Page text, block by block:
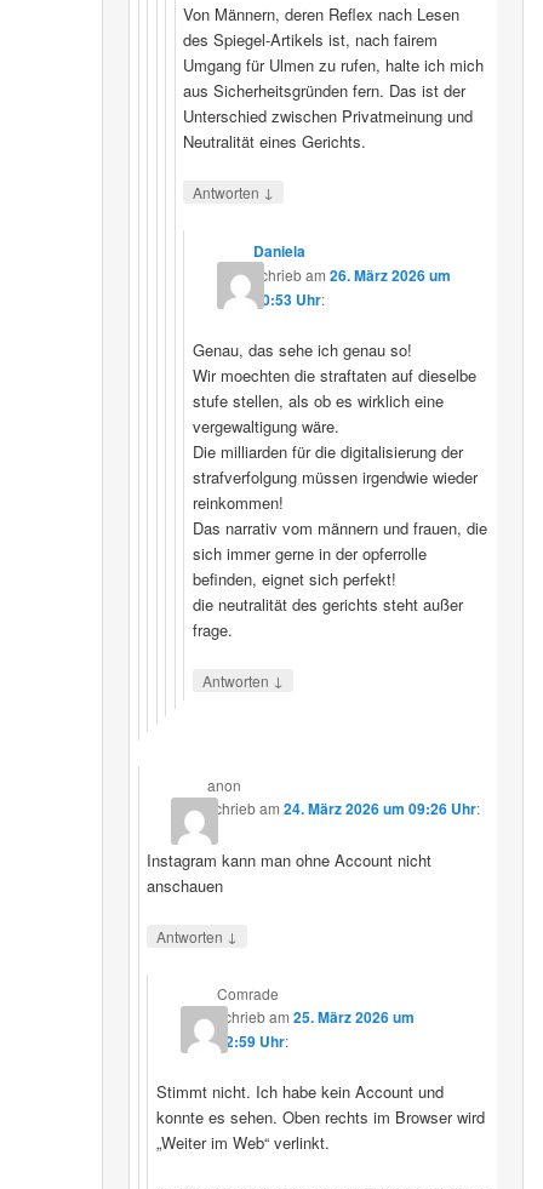
Von Männern, deren Reflex nach Lesen
des Spiegel-Artikels ist, nach fairem
Umgang für Ulmen zu rufen, halte ich mich
aus Sicherheitsgründen fern. Das ist der
Unterschied zwischen Privatmeinung und
Neutralität eines Gerichts.
Antworten ↓
Daniela
schriebam 26. März 2026 um
10:53 Uhr:
Genau, das sehe ich genau so!
Wir moechten die straftaten auf dieselbe
stufe stellen, als ob es wirklich eine
vergewaltigung wäre.
Die milliarden für die digitalisierung der
strafverfolgung müssen irgendwie wieder
reinkommen!
Das narrativ vom männern und frauen, die
sich immer gerne in der opferrolle
befinden, eignet sich perfekt!
die neutralität des gerichts steht außer
frage.
Antworten ↓
anon
schriebam24. März 2026 um 09:26 Uhr:
Instagram kann man ohne Account nicht
anschauen
Antworten ↓
Comrade
schriebam 25. März 2026 um
12:59 Uhr:
Stimmt nicht. Ich habe kein Account und
konnte es sehen. Oben rechts im Browser wird
„Weiter im Web“ verlinkt.